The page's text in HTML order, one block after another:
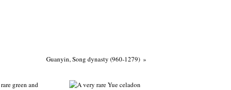
Guanyin, Song dynasty (960-1279)